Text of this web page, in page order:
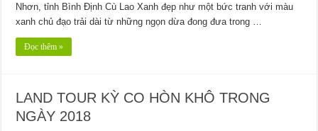
Nhơn, tỉnh Bình Định Cù Lao Xanh đẹp như một bức tranh với màu
xanh chủ đạo trải dài từ những ngọn dừa đong đưa trong …
Đọc thêm »
LAND TOUR KỲ CO HÒN KHÔ TRONG
NGÀY 2018